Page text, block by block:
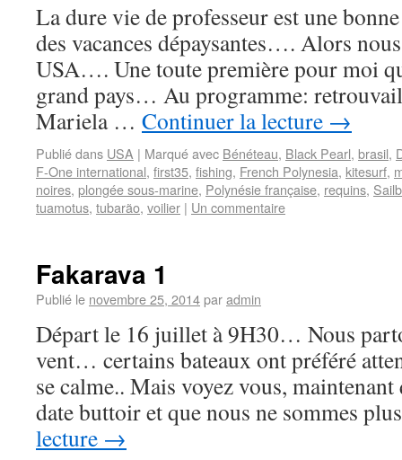
La dure vie de professeur est une
des vacances dépaysantes…. Alors
USA…. Une toute première pour moi
grand pays… Au programme:
Mariela … Continuer la lecture →
Publié dans USA | Marqué avec Bénéteau, Black Pearl, brasil,
F-One international, first35, fishing, French Polynesia, kitesurf,
noires, plongée sous-marine, Polynésie française, requins,
tuamotus, tubarão, voilier | Un commentaire
Fakarava 1
Publié le novembre 25, 2014paradmin
Départ le 16 juillet à 9H30… Nous
vent… certains bateaux ont préféré
se calme.. Mais voyez vous, maintenant
date buttoir et que nous ne sommes
lecture →